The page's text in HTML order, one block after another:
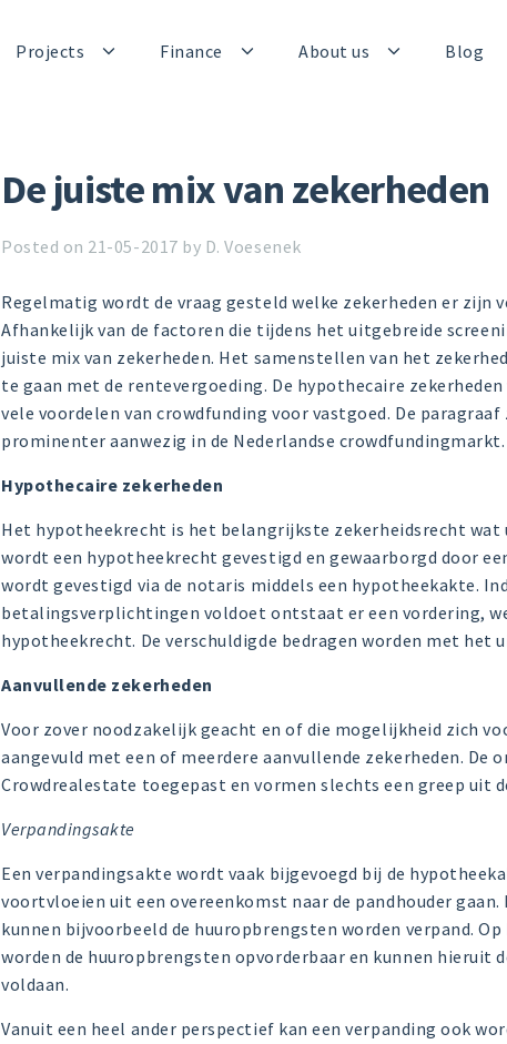
Projects Finance About us Blog
De juiste mix van zekerheden
Posted on 21-05-2017 by D. Voesenek
Regelmatig wordt de vraag gesteld welke zekerheden er zijn
Afhankelijk van de factoren die tijdens het uitgebreide
juiste mix van zekerheden. Het samenstellen van het
te gaan met de rentevergoeding. De hypothecaire
vele voordelen van crowdfunding voor vastgoed. De
prominenter aanwezig in de Nederlandse crowdfundingmarkt.
Hypothecaire zekerheden
Het hypotheekrecht is het belangrijkste zekerheidsrecht wat
wordt een hypotheekrecht gevestigd en gewaarborgd door
wordt gevestigd via de notaris middels een hypotheekakte.
betalingsverplichtingen voldoet ontstaat er een vordering,
hypotheekrecht. De verschuldigde bedragen worden met het
Aanvullende zekerheden
Voor zover noodzakelijk geacht en of die mogelijkheid zich
aangevuld met een of meerdere aanvullende zekerheden. De
Crowdrealestate toegepast en vormen slechts een greep uit
Verpandingsakte
Een verpandingsakte wordt vaak bijgevoegd bij de
voortvloeien uit een overeenkomst naar de pandhouder
kunnen bijvoorbeeld de huuropbrengsten worden verpand.
worden de huuropbrengsten opvorderbaar en kunnen hieruit
voldaan.
Vanuit een heel ander perspectief kan een verpanding ook